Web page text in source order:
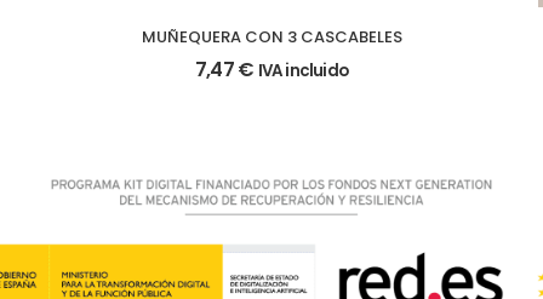
MUÑEQUERA CON 3 CASCABELES
7,47€ IVA incluido